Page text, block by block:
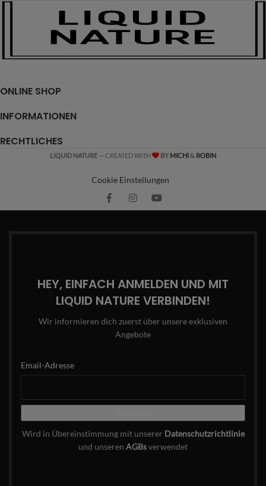
ONLINE SHOP
INFORMATIONEN
RECHTLICHES
LIQUID NATURE — CREATED WITH BY MICHI& ROBIN
Cookie Einstellungen
HEY, EINFACH ANMELDEN UND MIT
LIQUID NATURE VERBINDEN!
Wir informieren dich zuerst über unsere exklusiven
Angebote
Email-Adresse
Wird in Übereinstimmung mit unserer Datenschutzrichtlinie
und unseren AGBsverwendet